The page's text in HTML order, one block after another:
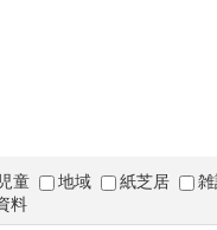
児童 地域 紙芝居
料